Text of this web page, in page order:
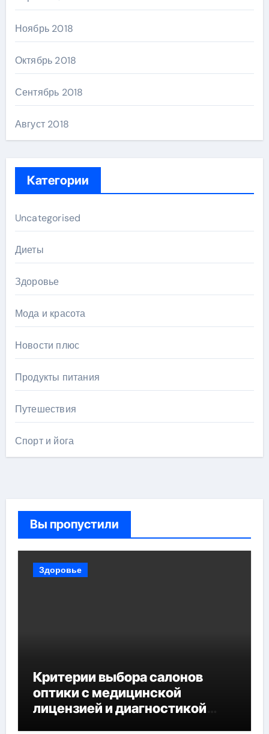
Ноябрь 2018
Октябрь 2018
Сентябрь 2018
Август 2018
Категории
Uncategorised
Диеты
Здоровье
Мода и красота
Новости плюс
Продукты питания
Путешествия
Спорт и йога
Вы пропустили
Здоровье
Критерии выбора салонов
оптики с медицинской
лицензией и диагностикой